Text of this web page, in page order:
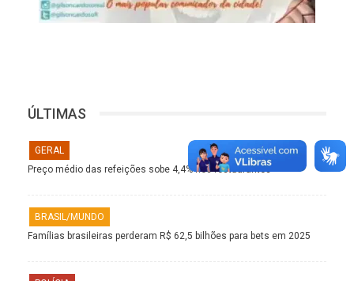
ÚLTIMAS
GERAL
Preço médio das refeições sobe 4,4% nos restaurantes
BRASIL/MUNDO
Famílias brasileiras perderam R$ 62,5 bilhões para bets em 2025